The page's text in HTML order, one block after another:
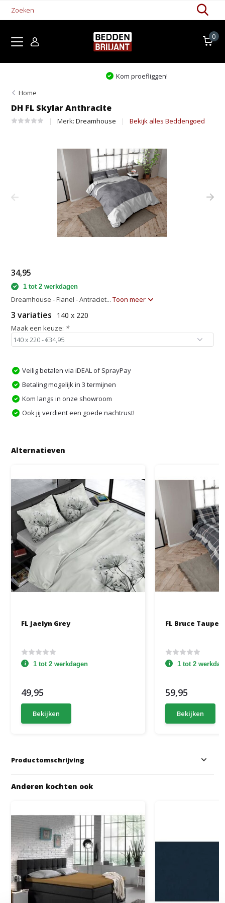
0
Kom proefliggen!
Home
DH FL Skylar Anthracite
Merk:Dreamhouse Bekijk alles Beddengoed
34,95
1 tot 2 werkdagen
Dreamhouse - Flanel - Antraciet...Toon meer
3 variaties 140 x 220
Maak een keuze: *
Veilig betalen via iDEAL of SprayPay
Betaling mogelijk in 3 termijnen
Kom langs in onze showroom
Ook jij verdient een goede nachtrust!
Alternatieven
FL Jaelyn Grey
1 tot 2 werkdagen
49,95
Bekijken
FL Bruce Taupe
1 tot 2
59,95
Bekijken
Productomschrijving
Anderen kochten ook